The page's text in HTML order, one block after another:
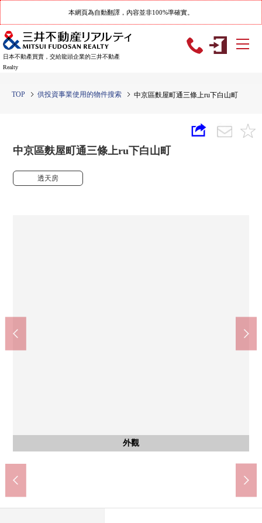
本網頁為自動翻譯，內容並非100%準確實。
日本不動產買賣，交給龍頭企業的三井不動產
Realty
TOP 供投資事業使用的物件搜索 中京區麩屋町通三條上ru下白山町
中京區麩屋町通三條上ru下白山町
透天房
外觀
外觀
外觀
外觀
其他當地
含有前面道路的外觀
外觀
Fresco御池商店(約390m)
全家便利店三條寺町商店(約180m)
京都三條御幸町郵局(約170m)
京都市立禦所南小學(約910m)
京都市立京都御池中學(約290m)